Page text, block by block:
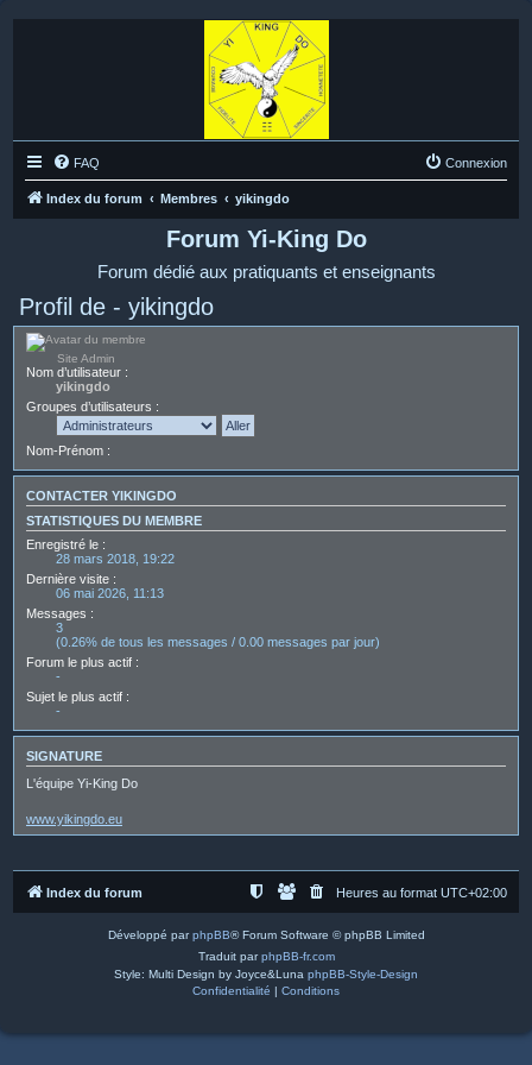
FAQ Connexion
Index du forum Membres yikingdo
Forum Yi-King Do
Forum dédié aux pratiquants et enseignants
Profil de - yikingdo
Site Admin
Nom d’utilisateur :
yikingdo
Groupes d’utilisateurs :
Nom-Prénom :
CONTACTER YIKINGDO
STATISTIQUES DU MEMBRE
Enregistré le :
28 mars 2018, 19:22
Dernière visite :
06 mai 2026, 11:13
Messages :
3
(0.26% de tous les messages / 0.00 messages par jour)
Forum le plus actif :
-
Sujet le plus actif :
-
SIGNATURE
L'équipe Yi-King Do
www.yikingdo.eu
Index du forum Heures au format UTC+02:00
Développé parphpBB® Forum Software © phpBB Limited
Traduit parphpBB-fr.com
Style: Multi Design by Joyce&Luna phpBB-Style-Design
Confidentialité
Conditions